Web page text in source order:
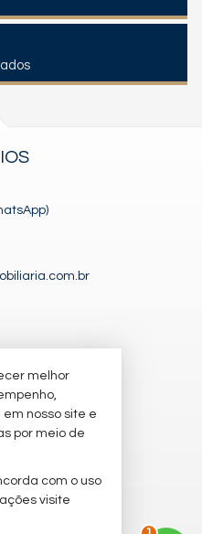
melhor
nosso site e
por meio de
com o uso
visite